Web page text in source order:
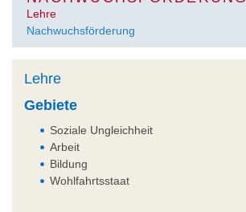
Lehre
Nachwuchsförderung
Lehre
Gebiete
Soziale Ungleichheit
Arbeit
Bildung
Wohlfahrtsstaat